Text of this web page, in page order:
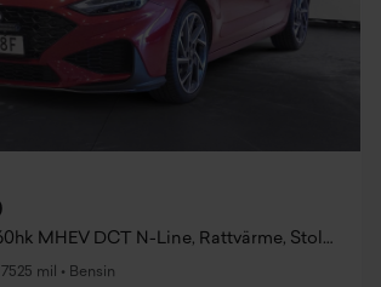
I30, 1.5 T-GDi 160hk MHEV DCT N-Line, Rattvärme, Stolsvärme, LED Ramp
7525 mil • Bensin